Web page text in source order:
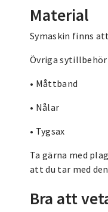
Material
Symaskin finns
Övriga
• Måttband
• Nålar
• Tygsax
Ta gärna med
att du tar med
Bra att